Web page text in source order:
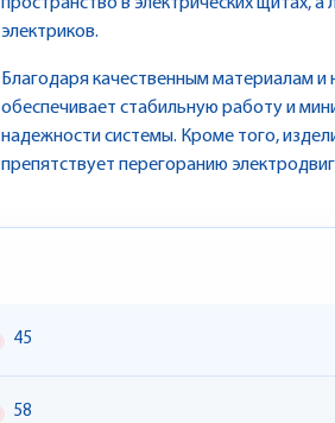
электриков.
Благодаря качественным материалам
обеспечивает стабильную работу и
надежности системы. Кроме того,
препятствует перегоранию
45
58